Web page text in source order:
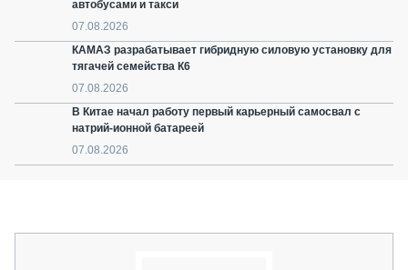
автобусами и такси
07.08.2026
КАМАЗ разрабатывает гибридную силовую установку для
тягачей семейства К6
07.08.2026
В Китае начал работу первый карьерный самосвал с
натрий-ионной батареей
07.08.2026